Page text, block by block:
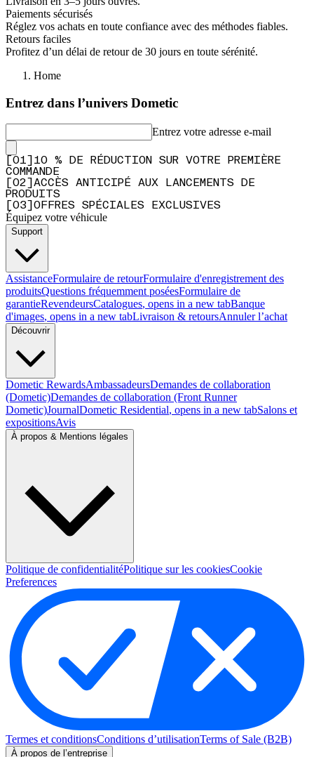
Paiements sécurisés
Réglez vos achats en toute confiance avec des méthodes fiables.
Retours faciles
Profitez d’un délai de retour de 30 jours en toute sérénité.
Home
Entrez dans l’univers Dometic
Entrez votre adresse e-mail
01
10 % DE RÉDUCTION SUR VOTRE PREMIÈRE
COMMANDE
02
ACCÈS ANTICIPÉ AUX LANCEMENTS DE
PRODUITS
03 OFFRES SPÉCIALES EXCLUSIVES
Équipez votre véhicule
Support
AssistanceFormulaire de retourFormulaire d'enregistrement des
produitsQuestions fréquemment poséesFormulaire de
garantieRevendeursCatalogues, opens in a new tabBanque
d'images, opens in a new tabLivraison & retoursAnnuler l’achat
Découvrir
Dometic RewardsAmbassadeursDemandes de collaboration
(Dometic)Demandes de collaboration (Front Runner
Dometic)JournalDometic Residential, opens in a new tabSalons et
expositionsAvis
À propos & Mentions légales
Politique de confidentialitéPolitique sur les cookiesCookie
Preferences
Termes et conditionsConditions d’utilisationTerms of Sale (B2B)
À propos de l’entreprise